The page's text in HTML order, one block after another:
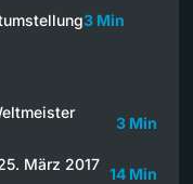
3 Min
3 Min
März 2017
14 Min